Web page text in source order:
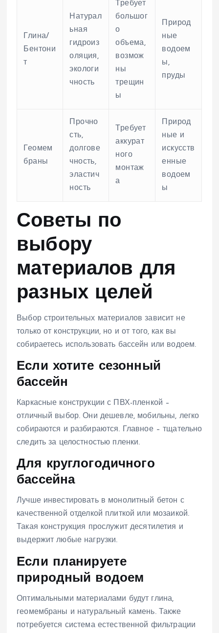
Глина/
Бентони
т
Натурал
ьная
гидроиз
оляция,
экологи
чность
Требует
большог
о
объема,
возмож
ны
трещин
ы
Природ
ные
водоем
ы,
пруды
Геомем
браны
Прочно
сть,
долгове
чность,
эластич
ность
Требует
аккурат
ного
монтаж
а
Природ
ные и
искусств
енные
водоем
ы
Советы по
выбору
материалов для
разных целей
Выбор строительных материалов зависит не
только от конструкции, но и от того, как вы
собираетесь использовать бассейн или водоем.
Если хотите сезонный
бассейн
Каркасные конструкции с ПВХ-пленкой –
отличный выбор. Они дешевле, мобильны, легко
собираются и разбираются. Главное – тщательно
следить за целостностью пленки.
Для круглогодичного
бассейна
Лучше инвестировать в монолитный бетон с
качественной отделкой плиткой или мозаикой.
Такая конструкция прослужит десятилетия и
выдержит любые нагрузки.
Если планируете
природный водоем
Оптимальными материалами будут глина,
геомембраны и натуральный камень. Также
потребуется система естественной фильтрации